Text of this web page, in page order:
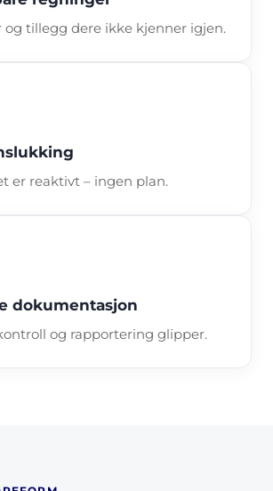
og tillegg dere ikke kjenner igjen.
er reaktivt – ingen plan.
dokumentasjon
og rapportering glipper.